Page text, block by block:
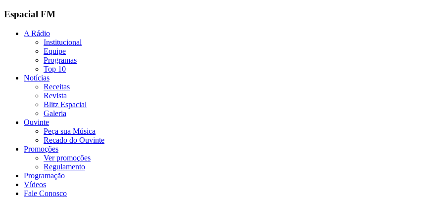
Espacial FM
A Rádio
Institucional
Equipe
Programas
Top 10
Notícias
Receitas
Revista
Blitz Espacial
Galeria
Ouvinte
Peça sua Música
Recado do Ouvinte
Promoções
Ver promoções
Regulamento
Programação
Vídeos
Fale Conosco